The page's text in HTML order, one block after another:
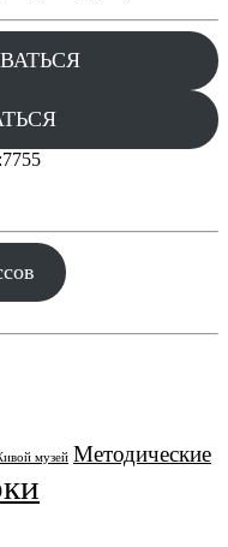
7755
музей Методические